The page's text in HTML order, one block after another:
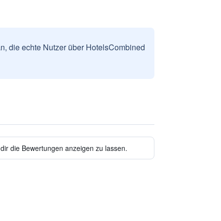
die echte Nutzer über HotelsCombined
die Bewertungen anzeigen zu lassen.